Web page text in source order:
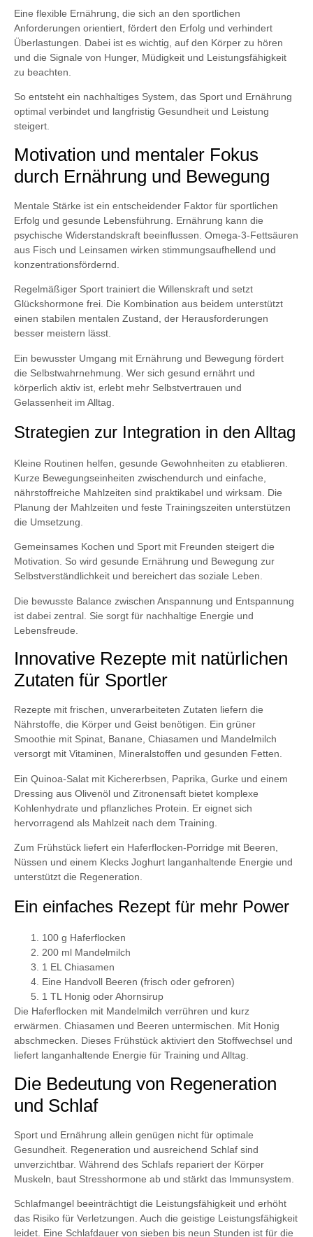
Eine flexible Ernährung, die sich an den sportlichen
Anforderungen orientiert, fördert den Erfolg und verhindert
Überlastungen. Dabei ist es wichtig, auf den Körper zu hören
und die Signale von Hunger, Müdigkeit und Leistungsfähigkeit
zu beachten.
So entsteht ein nachhaltiges System, das Sport und Ernährung
optimal verbindet und langfristig Gesundheit und Leistung
steigert.
Motivation und mentaler Fokus
durch Ernährung und Bewegung
Mentale Stärke ist ein entscheidender Faktor für sportlichen
Erfolg und gesunde Lebensführung. Ernährung kann die
psychische Widerstandskraft beeinflussen. Omega-3-Fettsäuren
aus Fisch und Leinsamen wirken stimmungsaufhellend und
konzentrationsfördernd.
Regelmäßiger Sport trainiert die Willenskraft und setzt
Glückshormone frei. Die Kombination aus beidem unterstützt
einen stabilen mentalen Zustand, der Herausforderungen
besser meistern lässt.
Ein bewusster Umgang mit Ernährung und Bewegung fördert
die Selbstwahrnehmung. Wer sich gesund ernährt und
körperlich aktiv ist, erlebt mehr Selbstvertrauen und
Gelassenheit im Alltag.
Strategien zur Integration in den Alltag
Kleine Routinen helfen, gesunde Gewohnheiten zu etablieren.
Kurze Bewegungseinheiten zwischendurch und einfache,
nährstoffreiche Mahlzeiten sind praktikabel und wirksam. Die
Planung der Mahlzeiten und feste Trainingszeiten unterstützen
die Umsetzung.
Gemeinsames Kochen und Sport mit Freunden steigert die
Motivation. So wird gesunde Ernährung und Bewegung zur
Selbstverständlichkeit und bereichert das soziale Leben.
Die bewusste Balance zwischen Anspannung und Entspannung
ist dabei zentral. Sie sorgt für nachhaltige Energie und
Lebensfreude.
Innovative Rezepte mit natürlichen
Zutaten für Sportler
Rezepte mit frischen, unverarbeiteten Zutaten liefern die
Nährstoffe, die Körper und Geist benötigen. Ein grüner
Smoothie mit Spinat, Banane, Chiasamen und Mandelmilch
versorgt mit Vitaminen, Mineralstoffen und gesunden Fetten.
Ein Quinoa-Salat mit Kichererbsen, Paprika, Gurke und einem
Dressing aus Olivenöl und Zitronensaft bietet komplexe
Kohlenhydrate und pflanzliches Protein. Er eignet sich
hervorragend als Mahlzeit nach dem Training.
Zum Frühstück liefert ein Haferflocken-Porridge mit Beeren,
Nüssen und einem Klecks Joghurt langanhaltende Energie und
unterstützt die Regeneration.
Ein einfaches Rezept für mehr Power
100 g Haferflocken
200 ml Mandelmilch
1 EL Chiasamen
Eine Handvoll Beeren (frisch oder gefroren)
1 TL Honig oder Ahornsirup
Die Haferflocken mit Mandelmilch verrühren und kurz
erwärmen. Chiasamen und Beeren untermischen. Mit Honig
abschmecken. Dieses Frühstück aktiviert den Stoffwechsel und
liefert langanhaltende Energie für Training und Alltag.
Die Bedeutung von Regeneration
und Schlaf
Sport und Ernährung allein genügen nicht für optimale
Gesundheit. Regeneration und ausreichend Schlaf sind
unverzichtbar. Während des Schlafs repariert der Körper
Muskeln, baut Stresshormone ab und stärkt das Immunsystem.
Schlafmangel beeinträchtigt die Leistungsfähigkeit und erhöht
das Risiko für Verletzungen. Auch die geistige Leistungsfähigkeit
leidet. Eine Schlafdauer von sieben bis neun Stunden ist für die